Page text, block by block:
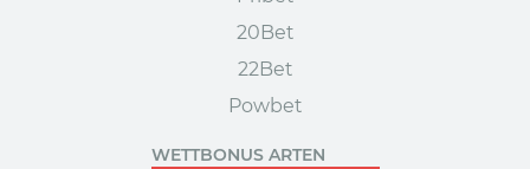
20Bet
22Bet
Powbet
WETTBONUS ARTEN